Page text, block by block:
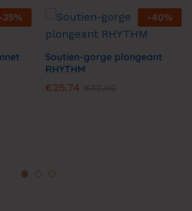
35% -40%
Soutien-gorge plongeant
RHYTHM
€25.74